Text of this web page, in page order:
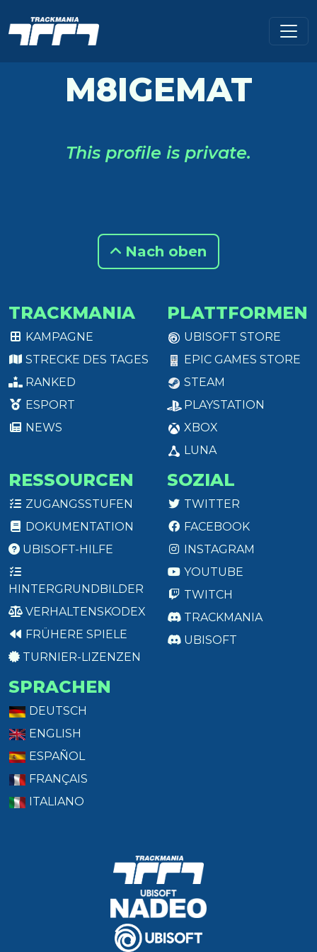
M8IGEMAT
This profile is private.
Nach oben
TRACKMANIA
KAMPAGNE
STRECKE DES TAGES
RANKED
ESPORT
NEWS
PLATTFORMEN
UBISOFT STORE
EPIC GAMES STORE
STEAM
PLAYSTATION
XBOX
LUNA
RESSOURCEN
ZUGANGSSTUFEN
DOKUMENTATION
UBISOFT-HILFE
HINTERGRUNDBILDER
VERHALTENSKODEX
FRÜHERE SPIELE
TURNIER-LIZENZEN
SOZIAL
TWITTER
FACEBOOK
INSTAGRAM
YOUTUBE
TWITCH
TRACKMANIA
UBISOFT
SPRACHEN
DEUTSCH
ENGLISH
ESPAÑOL
FRANÇAIS
ITALIANO